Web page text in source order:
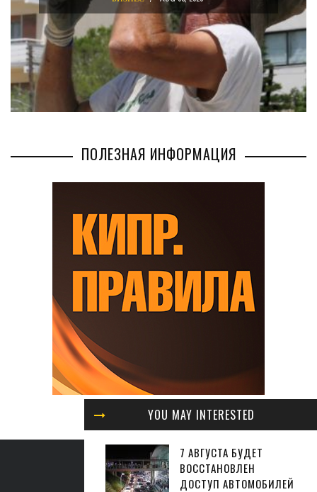
YOU MAY INTERESTED
7 АВГУСТА БУДЕТ
ВОССТАНОВЛЕН
ДОСТУП АВТОМОБИЛЕЙ
БИЗНЕС AUG 02, 2026
ПОЛЕЗНАЯ ИНФОРМАЦИЯ